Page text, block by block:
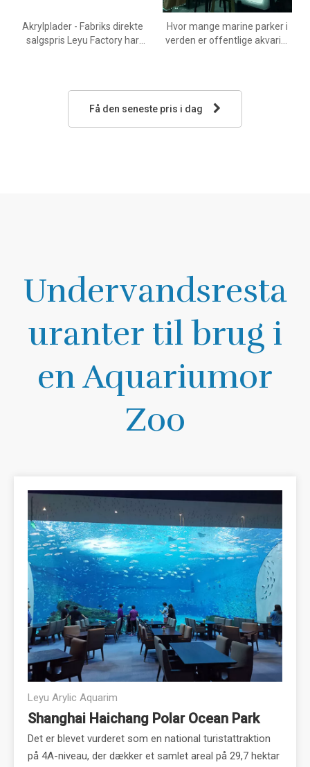
Akrylplader - Fabriks direkte
salgspris Leyu Factory har
Hvor mange marine parker i
verden er offentlige akvarier
Få den seneste pris i dag
Undervandsresta
uranter til brug i
en Aquariumor
Zoo
Leyu Arylic Aquarim
Shanghai Haichang Polar Ocean Park
Det er blevet vurderet som en national turistattraktion
på 4A-niveau, der dækker et samlet areal på 29,7 hektar